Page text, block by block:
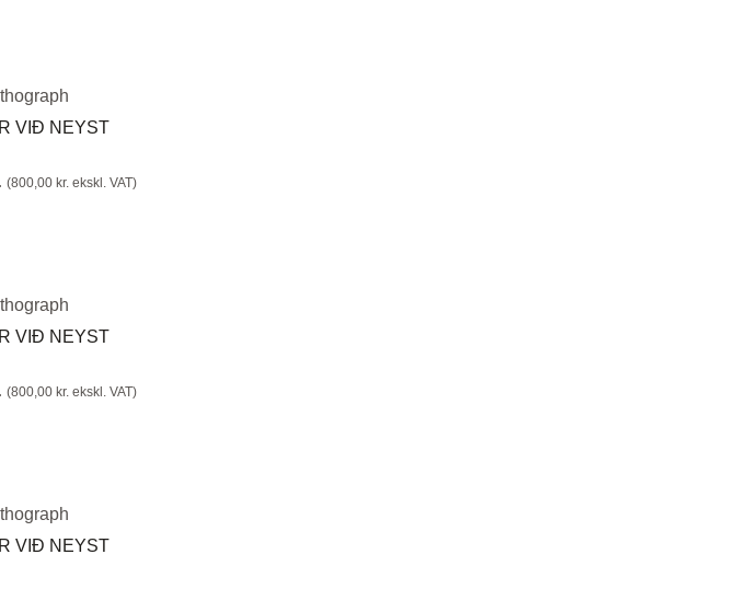
VIÐ NEYST
(800,00 kr.ekskl. VAT)
VIÐ NEYST
(800,00 kr.ekskl. VAT)
VIÐ NEYST